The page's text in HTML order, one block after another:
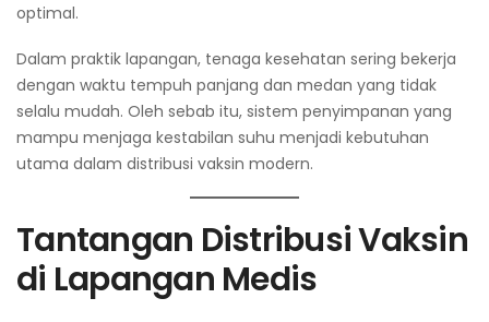
optimal.
Dalam praktik lapangan, tenaga kesehatan sering bekerja
dengan waktu tempuh panjang dan medan yang tidak
selalu mudah. Oleh sebab itu, sistem penyimpanan yang
mampu menjaga kestabilan suhu menjadi kebutuhan
utama dalam distribusi vaksin modern.
Tantangan Distribusi Vaksin
di Lapangan Medis